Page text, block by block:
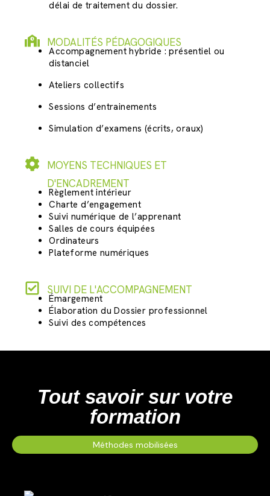
délai de traitement du dossier.
MODALITÉS PÉDAGOGIQUES
Accompagnement hybride : présentiel ou
distanciel
Ateliers collectifs
Sessions d’entrainements
Simulation d’examens (écrits, oraux)
MOYENS TECHNIQUES ET
D'ENCADREMENT
Règlement intérieur
Charte d’engagement
Suivi numérique de l’apprenant
Salles de cours équipées
Ordinateurs
Plateforme numériques
SUIVI DE L'ACCOMPAGNEMENT
Émargement
Élaboration du Dossier professionnel
Suivi des compétences
Tout savoir sur votre
formation
Méthodes mobilisées